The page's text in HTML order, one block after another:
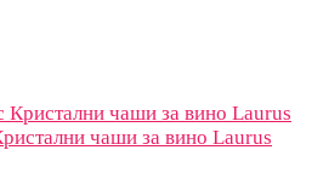
чаши за вино Laurus